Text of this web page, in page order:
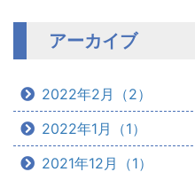
アーカイブ
2022年2月（2）
2022年1月（1）
2021年12月（1）